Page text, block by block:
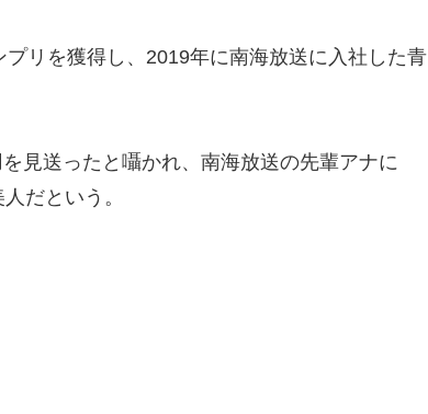
リを獲得し、2019年に南海放送に入社した青
見送ったと囁かれ、南海放送の先輩アナに
だという。